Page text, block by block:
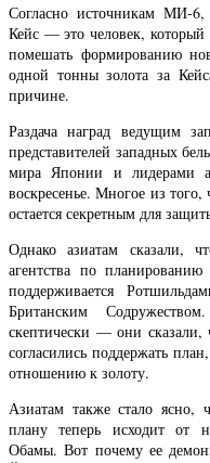
Согласно источникам МИ-6,
Кейс — это человек, который
помешать формированию
одной тонны золота за
причине.
Раздача наград ведущим
представителей западных
мира Японии и лидерами
воскресенье. Многое из того,
остается секретным для
Однако азиатам сказали,
агентства по
поддерживается
Британским
скептически — они
согласились поддержать
отношению к золоту.
Азиатам также стало ясно,
плану теперь исходит от
Обамы. Вот почему ее